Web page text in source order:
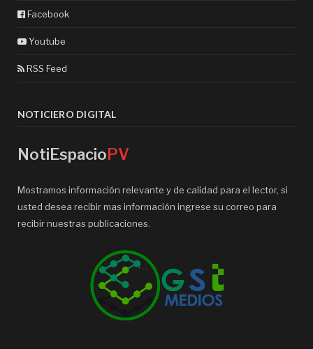
Facebook
Youtube
RSS Feed
NOTICIERO DIGITAL
NotiEspacioPV
Mostramos información relevante y de calidad para el lector, si
usted desea recibir mas información ingrese su correo para
recibir nuestras publicaciones.